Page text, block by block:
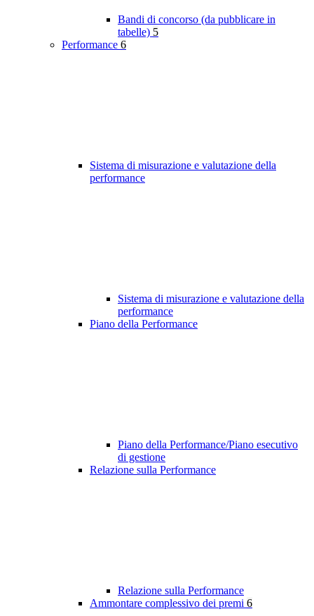
Bandi di concorso (da pubblicare in
tabelle) 5
Performance 6
Sistema di misurazione e valutazione della
performance
Sistema di misurazione e valutazione della
performance
Piano della Performance
Piano della Performance/Piano esecutivo
di gestione
Relazione sulla Performance
Relazione sulla Performance
Ammontare complessivo dei premi 6